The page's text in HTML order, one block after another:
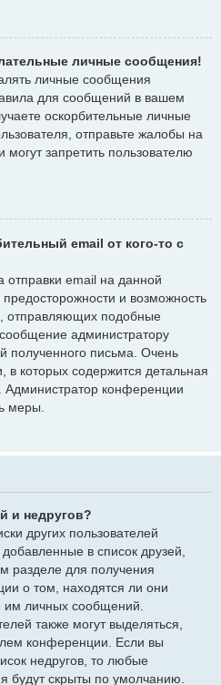
личные сообщения!
личные сообщения
для сообщений в вашем
оскорбительные личные
отправьте жалобы на
запретить пользователю
email от кого-то с
email на данной
и возможность
отправляющих подобные
администратору
полученного письма. Очень
в которых содержится детальная
конференции
меры.
и недругов?
других пользователей
в список друзей,
разделе для получения
о том, находятся ли они
им личных сообщений.
также могут выделяться,
конференции. Если вы
недругов, то любые
будут скрыты по умолчанию.